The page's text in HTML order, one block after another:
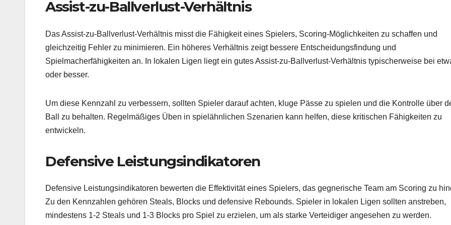
Assist-zu-Ballverlust-Verhältnis
Das Assist-zu-Ballverlust-Verhältnis misst die Fähigkeit eines Spielers, Scoring-Möglichkeiten zu schaffen und
gleichzeitig Fehler zu minimieren. Ein höheres Verhältnis zeigt bessere Entscheidungsfindung und
Spielmacherfähigkeiten an. In lokalen Ligen liegt ein gutes Assist-zu-Ballverlust-Verhältnis typischerweise bei
oder besser.
Um diese Kennzahl zu verbessern, sollten Spieler darauf achten, kluge Pässe zu spielen und die Kontrolle über
Ball zu behalten. Regelmäßiges Üben in spielähnlichen Szenarien kann helfen, diese kritischen Fähigkeiten zu
entwickeln.
Defensive Leistungsindikatoren
Defensive Leistungsindikatoren bewerten die Effektivität eines Spielers, das gegnerische Team am Scoring zu
Zu den Kennzahlen gehören Steals, Blocks und defensive Rebounds. Spieler in lokalen Ligen sollten anstreben,
mindestens 1-2 Steals und 1-3 Blocks pro Spiel zu erzielen, um als starke Verteidiger angesehen zu werden.